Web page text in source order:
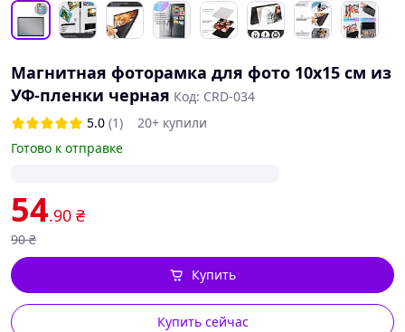
Магнитная фоторамка для фото 10x15 см из
УФ-пленки черная Код: CRD-034
5.0 (1)
20+ купили
Готово к отправке
54.90 ₴
90 ₴
Купить сейчас
Купить